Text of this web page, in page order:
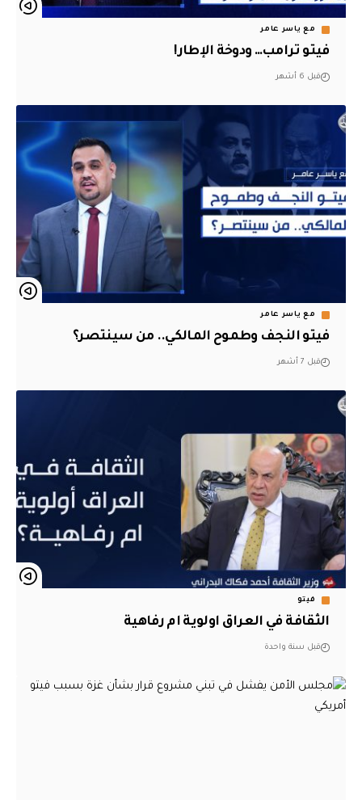
مع ياسر عامر
فيتو ترامب… ودوخة الإطار!
قبل 6 أشهر
مع ياسر عامر
فيتو النجف وطموح المالكي.. من سينتصر؟
قبل 7 أشهر
فيتو
الثقافة في العراق اولوية ام رفاهية
قبل سنة واحدة